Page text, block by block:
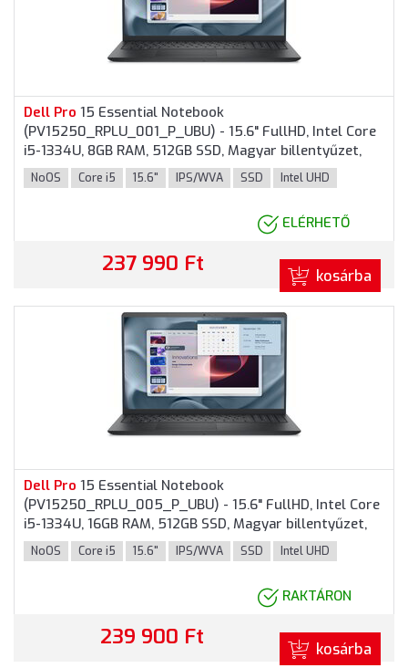
Dell Pro 15 Essential Notebook
(PV15250_RPLU_001_P_UBU) - 15.6" FullHD, Intel Core
i5-1334U, 8GB RAM, 512GB SSD, Magyar billentyűzet,
Operációs rendszer nélkül, 3 év garancia, Fekete
színben
NoOS Core i5 15.6" IPS/WVA SSD Intel UHD
ELÉRHETŐ
237 990 Ft kosárba
Dell Pro 15 Essential Notebook
(PV15250_RPLU_005_P_UBU) - 15.6" FullHD, Intel Core
i5-1334U, 16GB RAM, 512GB SSD, Magyar billentyűzet,
Operációs rendszer nélkül, 3 év garancia, Fekete
színben
NoOS Core i5 15.6" IPS/WVA SSD Intel UHD
RAKTÁRON
239 900 Ft kosárba